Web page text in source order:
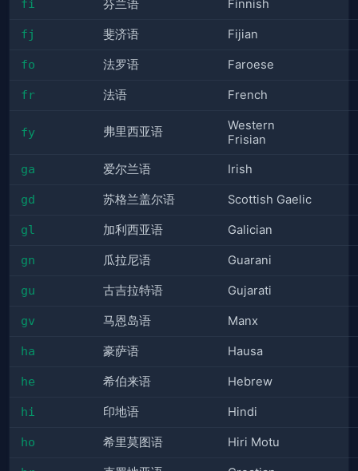
fi 芬兰语 Finnish
fj 斐济语 Fijian
fo 法罗语 Faroese
fr 法语 French
fy 弗里西亚语
Western
Frisian
ga 爱尔兰语 Irish
gd 苏格兰盖尔语 Scottish Gaelic
gl 加利西亚语 Galician
gn 瓜拉尼语 Guarani
gu 古吉拉特语 Gujarati
gv 马恩岛语 Manx
ha 豪萨语 Hausa
he 希伯来语 Hebrew
hi 印地语 Hindi
ho 希里莫图语 Hiri Motu